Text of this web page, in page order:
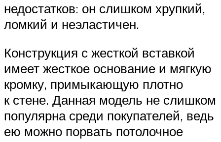
недостатков: он слишком хрупкий,
ломкий и неэластичен.
Конструкция с жесткой вставкой
имеет жесткое основание и мягкую
кромку, примыкающую плотно
к стене. Данная модель не слишком
популярна среди покупателей, ведь
ею можно порвать потолочное